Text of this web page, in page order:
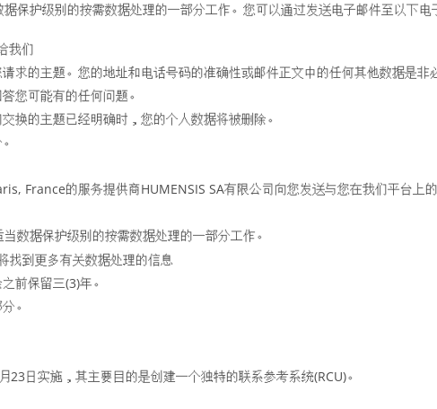
保护级别的按需数据处理的一部分工作。您可以通过发送电子邮件至以下
我们
求的主题。您的地址和电话号码的准确性或邮件正文中的任何其他数据是非
您可能有的任何问题。
换的主题已经明确时，您的个人数据将被删除。
的服务提供商HUMENSIS SA有限公司向您发送与您在我们平台上
数据保护级别的按需数据处理的一部分工作。
找到更多有关数据处理的信息
前保留三(3)年。
。
日实施，其主要目的是创建一个独特的联系参考系统(RCU)。